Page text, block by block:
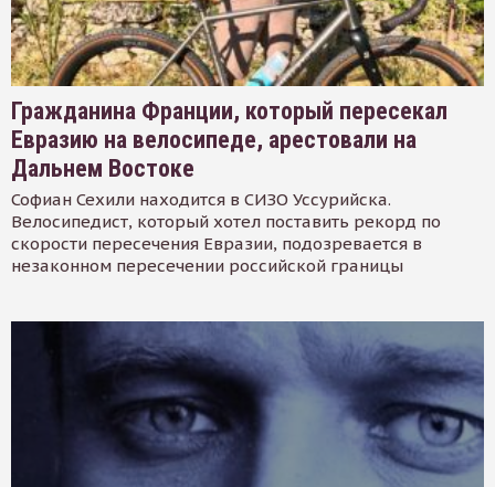
Гражданина Франции, который пересекал
Евразию на велосипеде, арестовали на
Дальнем Востоке
Софиан Сехили находится в СИЗО Уссурийска.
Велосипедист, который хотел поставить рекорд по
скорости пересечения Евразии, подозревается в
незаконном пересечении российской границы